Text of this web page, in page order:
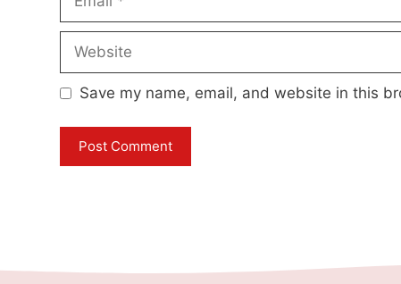
Save my name, email, and website in this